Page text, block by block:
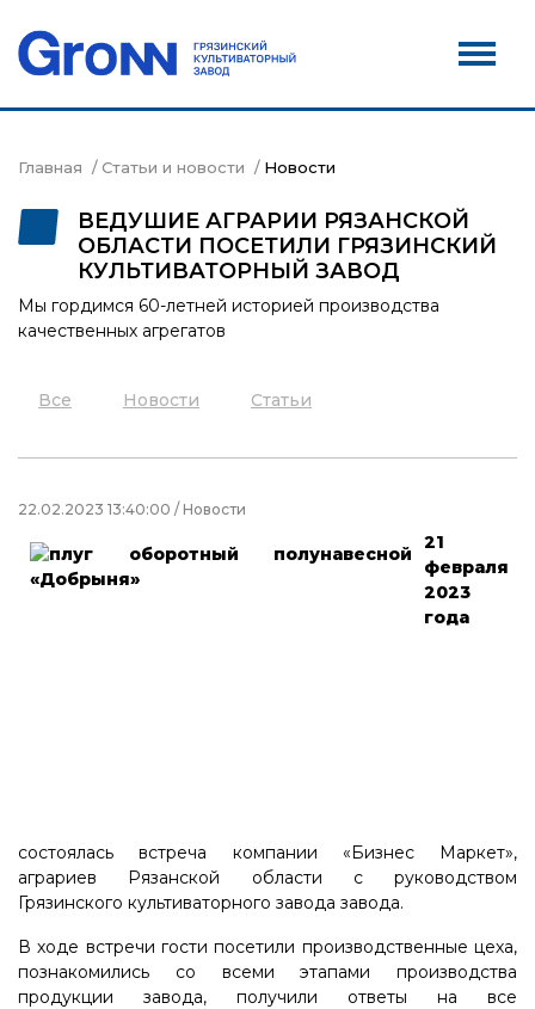
Дилеры
Контакты
Сервис
Акции
Главная Статьи и новости Новости
ВЕДУШИЕ АГРАРИИ РЯЗАНСКОЙ
ОБЛАСТИ ПОСЕТИЛИ ГРЯЗИНСКИЙ
КУЛЬТИВАТОРНЫЙ ЗАВОД
Мы гордимся 60-летней историей производства
качественных агрегатов
Все Новости Статьи
22.02.2023 13:40:00 / Новости
21
февраля
2023
года
состоялась встреча компании «Бизнес Маркет»,
аграриев Рязанской области с руководством
Грязинского культиваторного завода завода.
В ходе встречи гости посетили производственные цеха,
познакомились со всеми этапами производства
продукции завода, получили ответы на все